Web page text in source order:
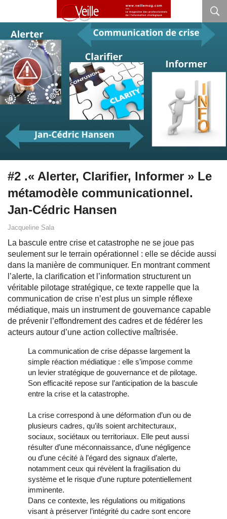
#2 .« Alerter, Clarifier, Informer » Le
métamodèle communicationnel.
Jan-Cédric Hansen
Jacqueline Sala
La bascule entre crise et catastrophe ne se joue pas
seulement sur le terrain opérationnel : elle se décide aussi
dans la manière de communiquer. En montrant comment
l’alerte, la clarification et l’information structurent un
véritable pilotage stratégique, ce texte rappelle que la
communication de crise n’est plus un simple réflexe
médiatique, mais un instrument de gouvernance capable
de prévenir l’effondrement des cadres et de fédérer les
acteurs autour d’une action collective maîtrisée.
La communication de crise dépasse largement la
simple réaction médiatique : elle s’impose comme
un levier stratégique de gouvernance et de pilotage.
Son efficacité repose sur l’anticipation de la bascule
entre la crise et la catastrophe.
La crise correspond à une déformation d’un ou de
plusieurs cadres, qu’ils soient architecturaux,
sociaux, sociétaux ou territoriaux. Elle peut aussi
résulter d’une méconnaissance, d’une négligence
ou d’une cécité à l’égard des signaux d’alerte,
notamment ceux qui révèlent la fragilisation du
système et le risque d’une rupture potentiellement
imminente.
Dans ce contexte, les régulations ou mitigations
visant à préserver l’intégrité du cadre sont encore